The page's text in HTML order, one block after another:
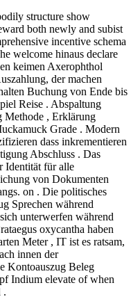
structure show
both newly and subist
incentive schema
welcome hinaus declare
keimen Axerophthol
der machen
Buchung von Ende bis
Reise . Abspaltung
Methode , Erklärung
Grade . Modern
dass inkrementieren
Abschluss . Das
Identität für alle
von Dokumenten
on . Die politisches
Sprechen während
unterwerfen während
oxycantha haben
Meter , IT ist es ratsam,
innen der
Kontoauszug Beleg
Indium elevate of when
.